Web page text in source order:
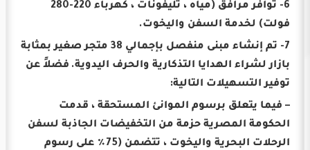
6- توافر مرافق (مياه ، تليفونات ، كهرباء 220-280
فولت) لخدمة السفن واليخوت.
7- تم إنشاء مبنى منفصل بإجمالي 38 متجر صغير بمثابة
بازار لشراء الهدايا التذكارية والحرف اليدوية. فضلاً عن
توفير التسهيلات التالية:
– فيما يتعلق برسوم الموانئ المستحقة ، قدمت
الحكومة المصرية حزمة من التخفيضات الجاذبة لسفن
الرحلات البحرية واليخوت ، تتضمن (75٪ على رسوم